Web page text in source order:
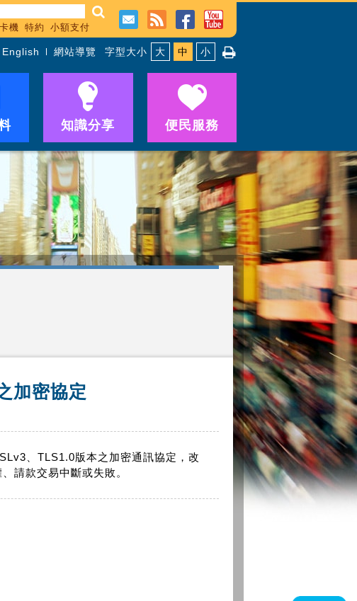
機 特約 小額支付
English 網站導覽 字型大小 大 中 小
知識分享 便民服務
加密協定
、TLS1.0版本之加密通訊協定，改
請款交易中斷或失敗。